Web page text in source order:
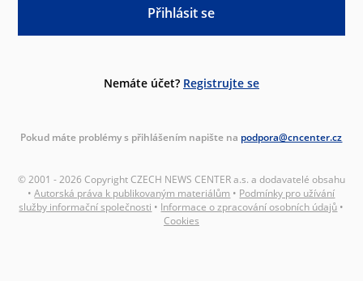
Přihlásit se
Nemáte účet? Registrujte se
Pokud máte problémy s přihlášením napište na podpora@cncenter.cz
© 2001 - 2026 Copyright CZECH NEWS CENTER a.s. a dodavatelé obsahu
•Autorská práva k publikovaným materiálům • Podmínky pro užívání
služby informační společnosti • Informace o zpracování osobních údajů •
Cookies